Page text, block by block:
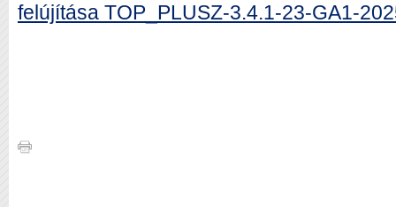
felújítása TOP_PLUSZ-3.4.1-23-GA1-